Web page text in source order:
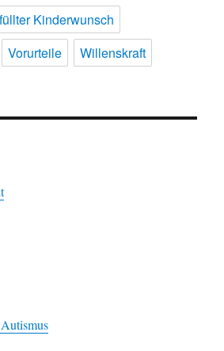
Kinderwunsch
Vorurteile Willenskraft